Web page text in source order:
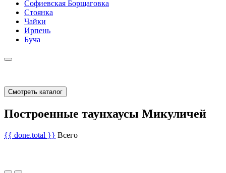
Софиевская Борщаговка
Стоянка
Чайки
Ирпень
Буча
Смотреть каталог
Построенные таунхаусы Микуличей
{{ done.total }} Всего